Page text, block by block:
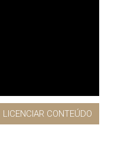
LICENCIAR CONTEÚDO